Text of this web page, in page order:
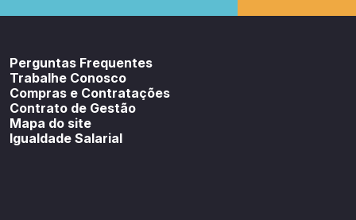
Perguntas Frequentes
Trabalhe Conosco
Compras e Contratações
Contrato de Gestão
Mapa do site
Igualdade Salarial